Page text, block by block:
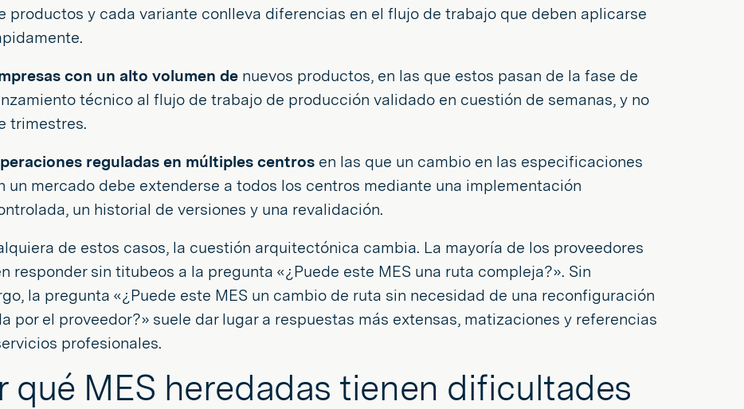
productos y cada variante conlleva diferencias en el flujo de trabajo que deben aplicarse
con un alto volumen de nuevos productos, en las que estos pasan de la fase de
técnico al flujo de trabajo de producción validado en cuestión de semanas, y no
trimestres.
reguladas en múltiples centros en las que un cambio en las especificaciones
un mercado debe extenderse a todos los centros mediante una implementación
un historial de versiones y una revalidación.
de estos casos, la cuestión arquitectónica cambia. La mayoría de los proveedores
responder sin titubeos a la pregunta «¿Puede este MES una ruta compleja?». Sin
la pregunta «¿Puede este MES un cambio de ruta sin necesidad de una reconfiguración
por el proveedor?» suele dar lugar a respuestas más extensas, matizaciones y referencias
profesionales.
qué MES heredadas tienen dificultades